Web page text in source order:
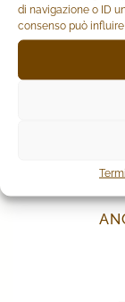
di navigazione o ID
consenso può